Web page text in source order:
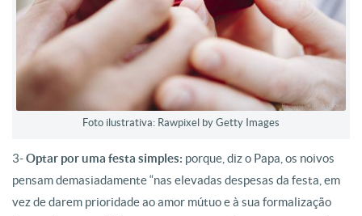
Foto ilustrativa: Rawpixel by Getty Images
3-Optar por uma festa simples: porque, diz o Papa, os noivos
pensam demasiadamente “nas elevadas despesas da festa, em
vez de darem prioridade ao amor mútuo e à sua formalização